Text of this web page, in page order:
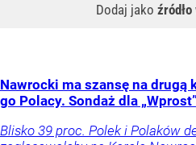
Dodaj jako
Nawrocki ma szansę na drugą
go Polacy. Sondaż dla
Blisko 39 proc. Polek i Polaków